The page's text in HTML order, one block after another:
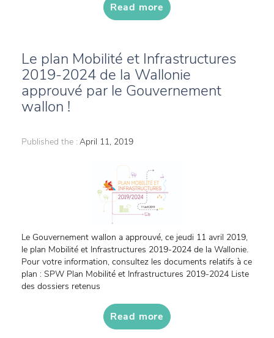
Read more
Le plan Mobilité et Infrastructures
2019-2024 de la Wallonie
approuvé par le Gouvernement
wallon !
Published the : April 11, 2019
Le Gouvernement wallon a approuvé, ce jeudi 11 avril 2019,
le plan Mobilité et Infrastructures 2019-2024 de la Wallonie.
Pour votre information, consultez les documents relatifs à ce
plan : SPW Plan Mobilité et Infrastructures 2019-2024 Liste
des dossiers retenus
Read more